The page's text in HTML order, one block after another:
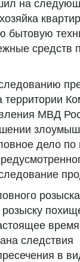
на
бытовую
средств
МВД
дело по
в